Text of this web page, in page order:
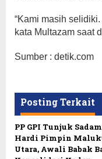
“Kami masih
kata Multazam saat
Sumber : detik.com
Posting Terkait
PP GPI Tunjuk Sadam
Hardi Pimpin
Utara, Awali Babak